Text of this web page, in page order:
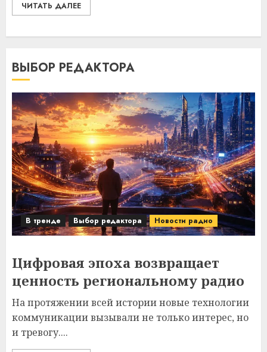
ЧИТАТЬ ДАЛЕЕ
ВЫБОР РЕДАКТОРА
В тренде Выбор редактора Новости радио
Цифровая эпоха возвращает
ценность региональному радио
На протяжении всей истории новые технологии
коммуникации вызывали не только интерес, но
и тревогу....